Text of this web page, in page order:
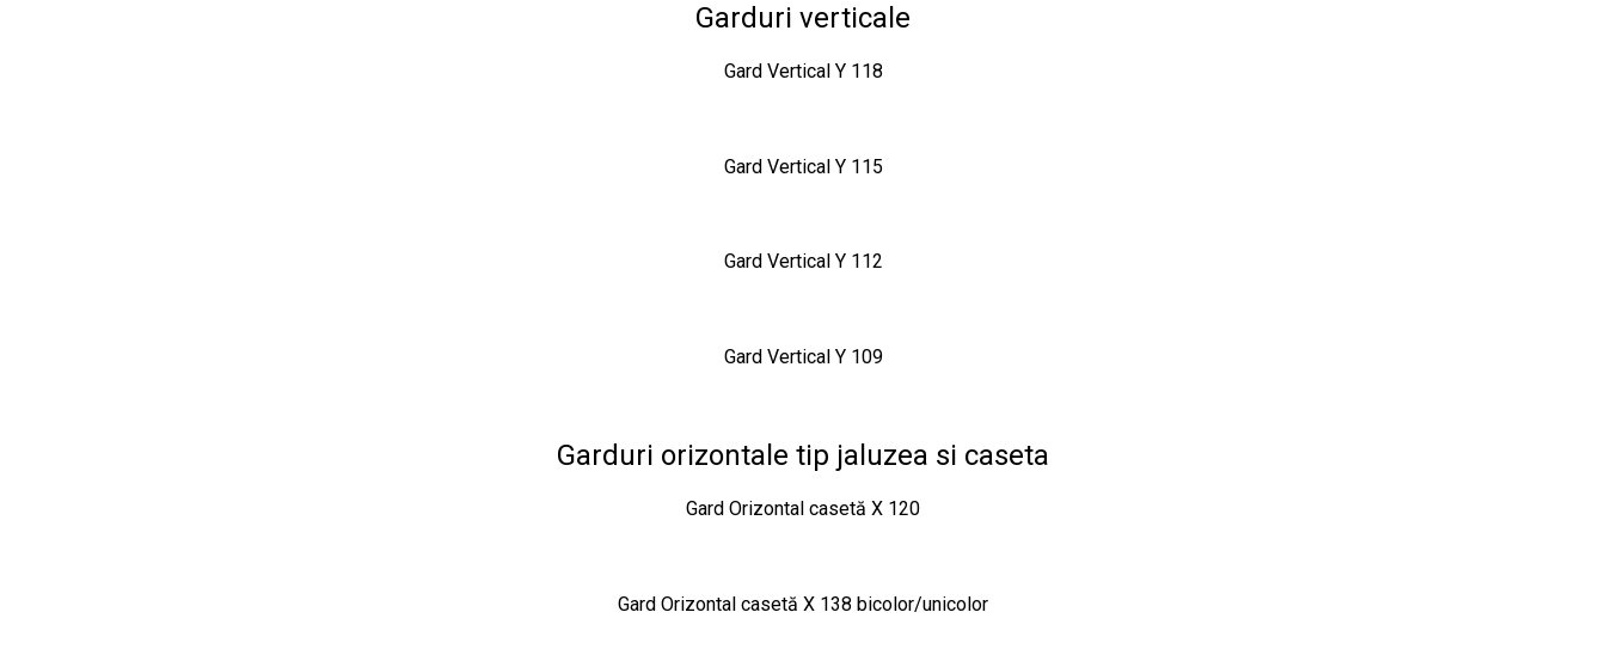
Garduri verticale
Gard Vertical Y 118
Gard Vertical Y 115
Gard Vertical Y 112
Gard Vertical Y 109
Garduri orizontale tip jaluzea si caseta
Gard Orizontal casetă X 120
Gard Orizontal casetă X 138 bicolor/unicolor